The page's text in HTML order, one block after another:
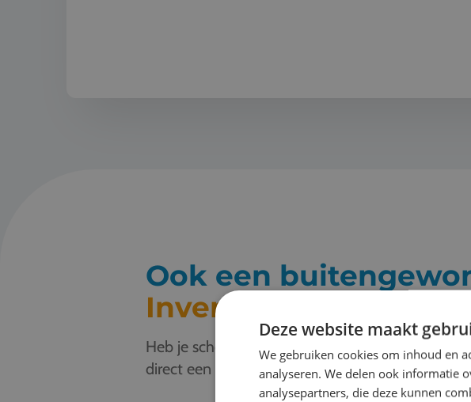
Ook een
Inventive?
Heb je schoolreisplannen? Stuur mij een mail
direct een offerte aan. Je ontvangt een
Deze website maakt
We gebruiken cookies om inhoud en
analyseren. We delen ook informatie
analysepartners, die deze kunnen